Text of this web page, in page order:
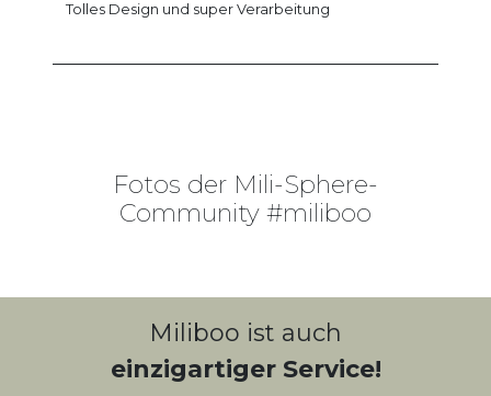
Tolles Design und super Verarbeitung
Fotos der Mili-Sphere-
Community #miliboo
Miliboo ist auch
einzigartiger Service!